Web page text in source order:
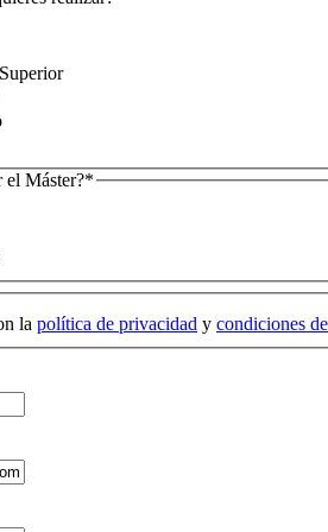
el Máster?*
la política de privacidad y condiciones